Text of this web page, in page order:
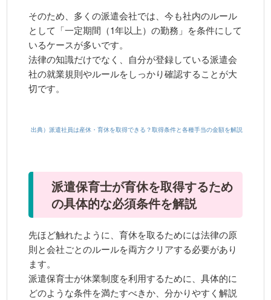
そのため、多くの派遣会社では、今も社内のルール
として「一定期間（1年以上）の勤務」を条件にして
いるケースが多いです。
法律の知識だけでなく、自分が登録している派遣会
社の就業規則やルールをしっかり確認することが大
切です。
出典）派遣社員は産休・育休を取得できる？取得条件と各種手当の金額を解説
派遣保育士が育休を取得するため
の具体的な必須条件を解説
先ほど触れたように、育休を取るためには法律の原
則と会社ごとのルールを両方クリアする必要があり
ます。
派遣保育士が休業制度を利用するために、具体的に
どのような条件を満たすべきか、分かりやすく解説